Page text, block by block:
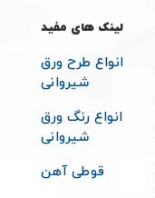
لینک های مفید
انواع طرح ورق
شیروانی
انواع رنگ ورق
شیروانی
قوطی آهن